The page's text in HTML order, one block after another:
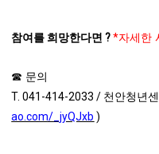
참여를 희망한다면 ?*자세한
☎ 문의
T. 041-414-2033 / 천안청년
ao.com/_jyQJxb )